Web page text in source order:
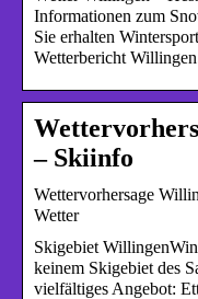
Informationen zum
Sie erhalten
Wetterbericht
– Skiinfo
Wettervorhersage
Wetter
Skigebiet
keinem Skigebiet des
vielfältiges Angebot: